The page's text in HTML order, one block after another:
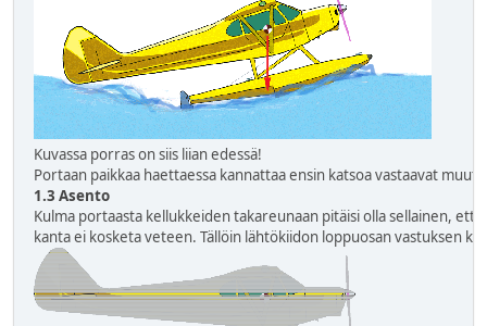
Kuvassa porras on siis liian edessä!
Portaan paikkaa haettaessa kannattaa ensin katsoa vastaavat muut
1.3 Asento
Kulma portaasta kellukkeiden takareunaan pitäisi olla sellainen,
kanta ei kosketa veteen. Tällöin lähtökiidon loppuosan vastuksen